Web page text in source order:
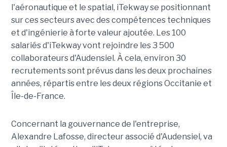
l'aéronautique et le spatial, iTekway se positionnant
sur ces secteurs avec des compétences techniques
et d'ingénierie à forte valeur ajoutée. Les 100
salariés d'iTekway vont rejoindre les 3 500
collaborateurs d'Audensiel. À cela, environ 30
recrutements sont prévus dans les deux prochaines
années, répartis entre les deux régions Occitanie et
Île-de-France.
Concernant la gouvernance de l'entreprise,
Alexandre Lafosse, directeur associé d'Audensiel, va